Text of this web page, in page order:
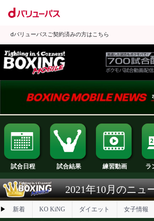
dバリューパスご契約済みの方はこちら
試合日程 試合結果 練習動画